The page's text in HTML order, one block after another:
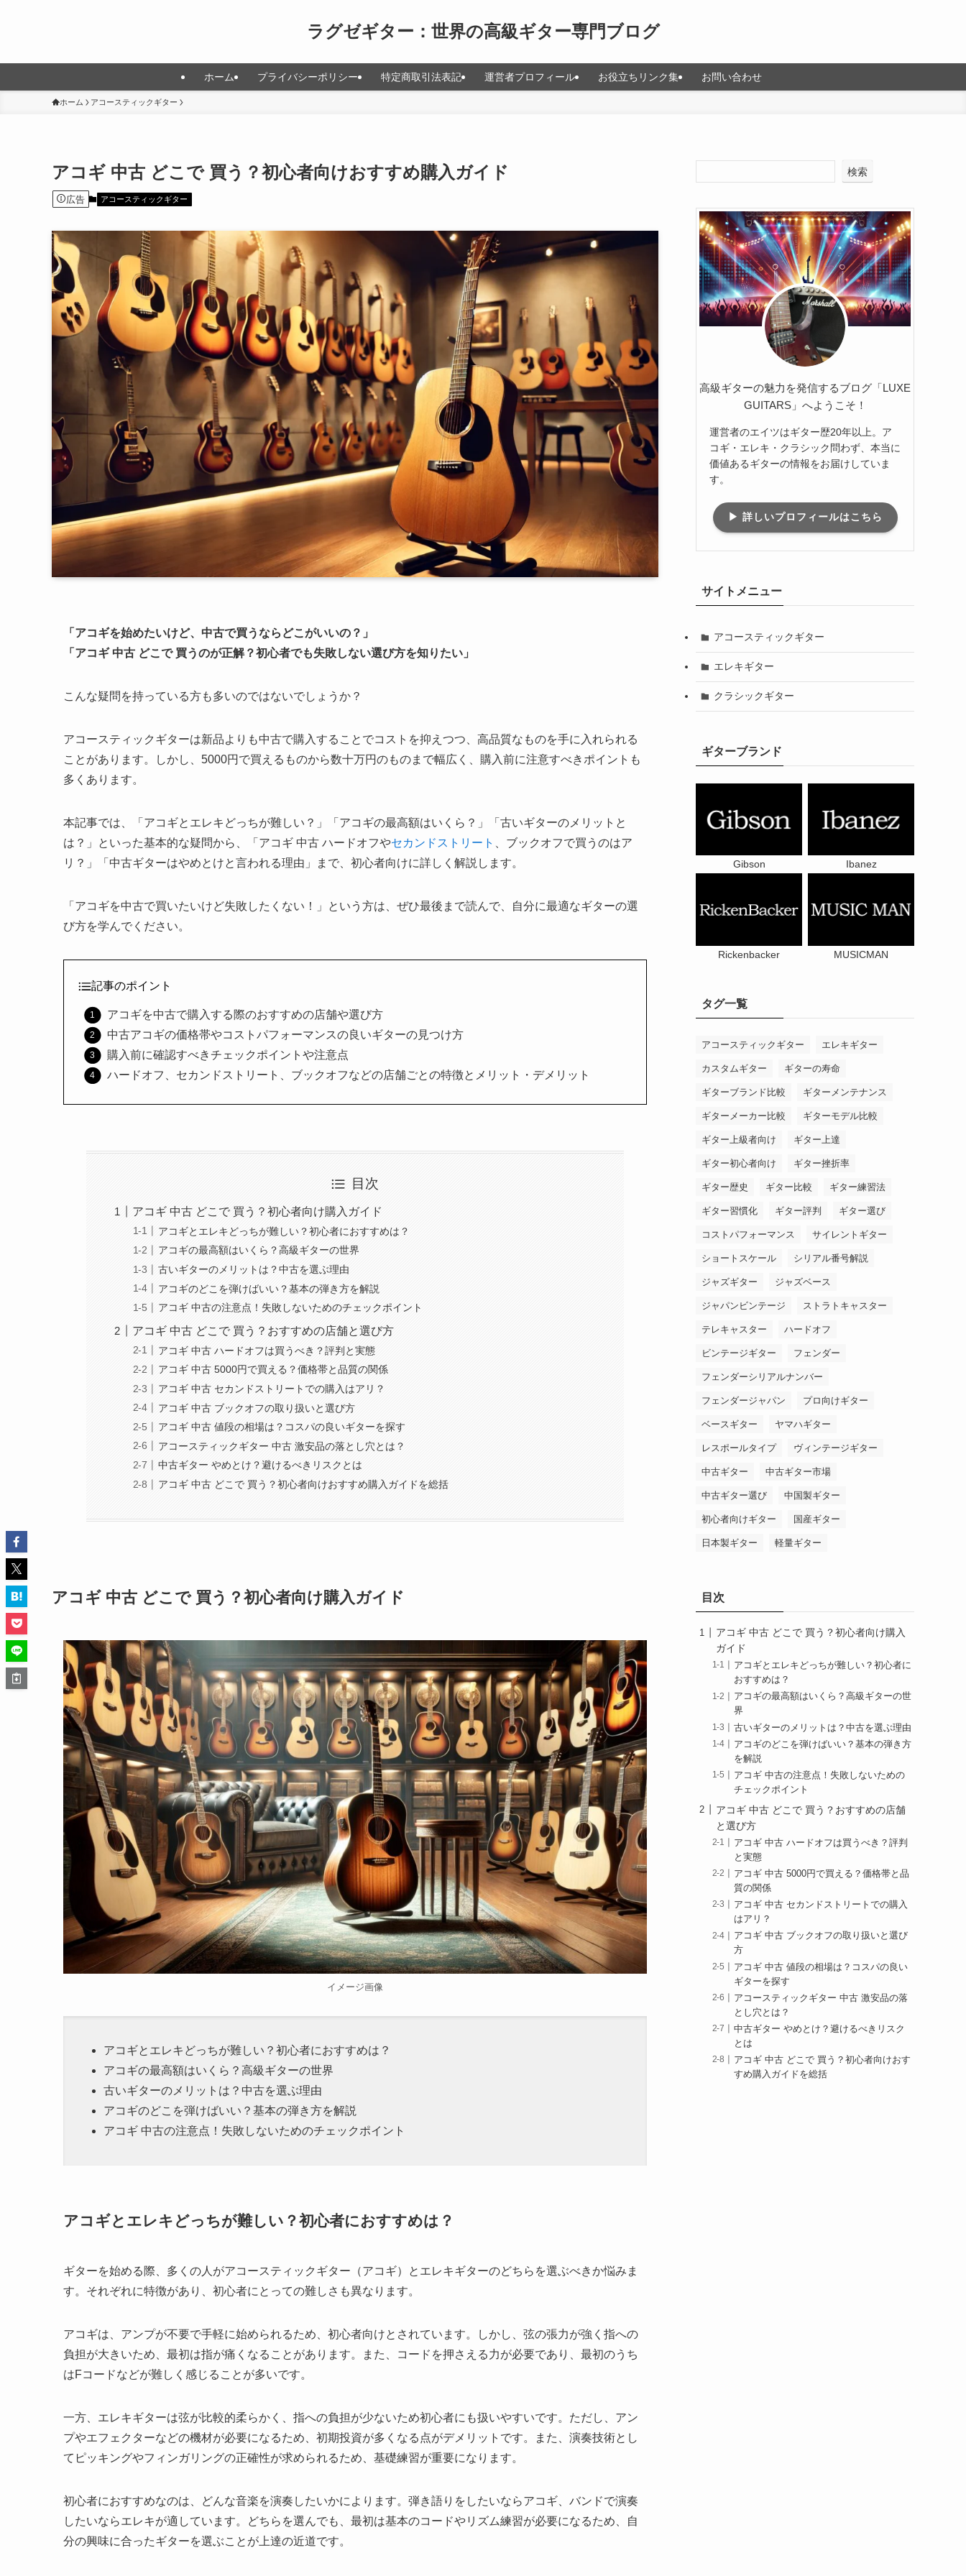
ラグゼギター：世界の高級ギター専門ブログ
ホーム プライバシーポリシー 特定商取引法表記 運営者プロフィール お役立ちリンク集 お問い合わせ
ホーム アコースティックギター
アコギ 中古 どこで 買う？初心者向けおすすめ購入ガイド
広告 アコースティックギター
「アコギを始めたいけど、中古で買うならどこがいいの？」
「アコギ 中古 どこで 買うのが正解？初心者でも失敗しない選び方を知りたい」
こんな疑問を持っている方も多いのではないでしょうか？
アコースティックギターは新品よりも中古で購入することでコストを抑えつつ、高品質なものを手に入れられる
ことがあります。しかし、5000円で買えるものから数十万円のものまで幅広く、購入前に注意すべきポイントも
多くあります。
本記事では、「アコギとエレキどっちが難しい？」「アコギの最高額はいくら？」「古いギターのメリットと
は？」といった基本的な疑問から、「アコギ 中古 ハードオフやセカンドストリート 、ブックオフで買うのはア
リ？」「中古ギターはやめとけと言われる理由」まで、初心者向けに詳しく解説します。
「アコギを中古で買いたいけど失敗したくない！」という方は、ぜひ最後まで読んで、自分に最適なギターの選
び方を学んでください。
記事のポイント
アコギを中古で購入する際のおすすめの店舗や選び方
中古アコギの価格帯やコストパフォーマンスの良いギターの見つけ方
購入前に確認すべきチェックポイントや注意点
ハードオフ、セカンドストリート、ブックオフなどの店舗ごとの特徴とメリット・デメリット
目次
アコギ 中古 どこで 買う？初心者向け購入ガイド
アコギとエレキどっちが難しい？初心者におすすめは？
アコギの最高額はいくら？高級ギターの世界
古いギターのメリットは？中古を選ぶ理由
アコギのどこを弾けばいい？基本の弾き方を解説
アコギ 中古の注意点！失敗しないためのチェックポイント
アコギ 中古 どこで 買う？おすすめの店舗と選び方
アコギ 中古 ハードオフは買うべき？評判と実態
アコギ 中古 5000円で買える？価格帯と品質の関係
アコギ 中古 セカンドストリートでの購入はアリ？
アコギ 中古 ブックオフの取り扱いと選び方
アコギ 中古 値段の相場は？コスパの良いギターを探す
アコースティックギター 中古 激安品の落とし穴とは？
中古ギター やめとけ？避けるべきリスクとは
アコギ 中古 どこで 買う？初心者向けおすすめ購入ガイドを総括
アコギ 中古 どこで 買う？初心者向け購入ガイド
イメージ画像
アコギとエレキどっちが難しい？初心者におすすめは？
アコギの最高額はいくら？高級ギターの世界
古いギターのメリットは？中古を選ぶ理由
アコギのどこを弾けばいい？基本の弾き方を解説
アコギ 中古の注意点！失敗しないためのチェックポイント
アコギとエレキどっちが難しい？初心者におすすめは？
ギターを始める際、多くの人がアコースティックギター（アコギ）とエレキギターのどちらを選ぶべきか悩みま
す。それぞれに特徴があり、初心者にとっての難しさも異なります。
アコギは、アンプが不要で手軽に始められるため、初心者向けとされています。しかし、弦の張力が強く指への
負担が大きいため、最初は指が痛くなることがあります。また、コードを押さえる力が必要であり、最初のうち
はFコードなどが難しく感じることが多いです。
一方、エレキギターは弦が比較的柔らかく、指への負担が少ないため初心者にも扱いやすいです。ただし、アン
プやエフェクターなどの機材が必要になるため、初期投資が多くなる点がデメリットです。また、演奏技術とし
てピッキングやフィンガリングの正確性が求められるため、基礎練習が重要になります。
初心者におすすめなのは、どんな音楽を演奏したいかによります。弾き語りをしたいならアコギ、バンドで演奏
したいならエレキが適しています。どちらを選んでも、最初は基本のコードやリズム練習が必要になるため、自
分の興味に合ったギターを選ぶことが上達の近道です。
検索
高級ギターの魅力を発信するブログ「LUXE
GUITARS」へようこそ！
運営者のエイツはギター歴20年以上。ア
コギ・エレキ・クラシック問わず、本当に
価値あるギターの情報をお届けしていま
す。
▶ 詳しいプロフィールはこちら
サイトメニュー
アコースティックギター
エレキギター
クラシックギター
ギターブランド
Gibson Ibanez
Rickenbacker MUSICMAN
タグ一覧
アコースティックギター エレキギター
カスタムギター ギターの寿命
ギターブランド比較 ギターメンテナンス
ギターメーカー比較 ギターモデル比較
ギター上級者向け ギター上達
ギター初心者向け ギター挫折率
ギター歴史 ギター比較 ギター練習法
ギター習慣化 ギター評判 ギター選び
コストパフォーマンス サイレントギター
ショートスケール シリアル番号解説
ジャズギター ジャズベース
ジャパンビンテージ ストラトキャスター
テレキャスター ハードオフ
ビンテージギター フェンダー
フェンダーシリアルナンバー
フェンダージャパン プロ向けギター
ベースギター ヤマハギター
レスポールタイプ ヴィンテージギター
中古ギター 中古ギター市場
中古ギター選び 中国製ギター
初心者向けギター 国産ギター
日本製ギター 軽量ギター
目次
アコギ 中古 どこで 買う？初心者向け購入
ガイド
アコギとエレキどっちが難しい？初心者に
おすすめは？
アコギの最高額はいくら？高級ギターの世
界
古いギターのメリットは？中古を選ぶ理由
アコギのどこを弾けばいい？基本の弾き方
を解説
アコギ 中古の注意点！失敗しないための
チェックポイント
アコギ 中古 どこで 買う？おすすめの店舗
と選び方
アコギ 中古 ハードオフは買うべき？評判
と実態
アコギ 中古 5000円で買える？価格帯と品
質の関係
アコギ 中古 セカンドストリートでの購入
はアリ？
アコギ 中古 ブックオフの取り扱いと選び
方
アコギ 中古 値段の相場は？コスパの良い
ギターを探す
アコースティックギター 中古 激安品の落
とし穴とは？
中古ギター やめとけ？避けるべきリスク
とは
アコギ 中古 どこで 買う？初心者向けおす
すめ購入ガイドを総括